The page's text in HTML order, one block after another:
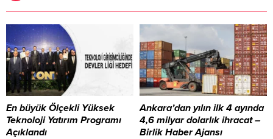
En büyük Ölçekli Yüksek
Teknoloji Yatırım Programı
Açıklandı
Ankara’dan yılın ilk 4 ayında
4,6 milyar dolarlık ihracat –
Birlik Haber Ajansı